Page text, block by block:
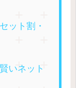
ット割・
いネット